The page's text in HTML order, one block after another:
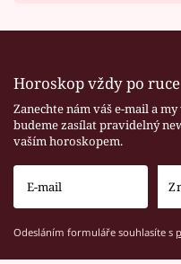
Horoskop vždy po ruce
Zanechte nám váš e-mail a
budeme zasílat pravidelný
vaším horoskopem.
Odesláním formuláře souhlasíte s